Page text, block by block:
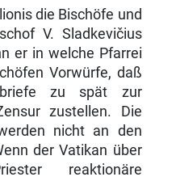
die Bischöfe und
V. Sladkevičius
er in welche Pfarrei
Vorwürfe, daß
zu spät zur
zustellen. Die
nicht an den
der Vatikan über
reaktionäre